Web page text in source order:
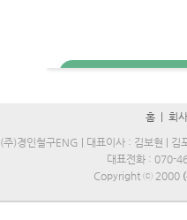
홈 |회
(주)경인철구ENG | 대표이사 : 김보현 |
대표전화 : 070-
Copyright ⓒ 2000